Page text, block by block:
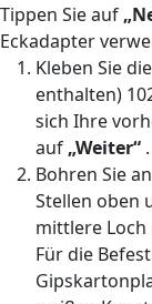
Tippen Sie auf
Eckadapter
Kleben Sie
enthalten)
sich Ihre
auf „Weiter“ .
Bohren Sie
Stellen oben
mittlere Loch
Für die